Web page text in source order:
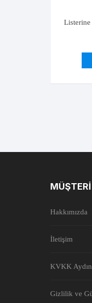
Hakkımızda
İletişim
KVKK
Gizlilik ve